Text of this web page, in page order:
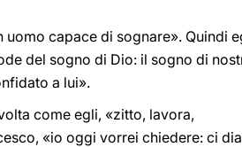
capace di sognare». Quindi
del sogno di Dio: il sogno di
a lui».
come egli, «zitto, lavora,
«io oggi vorrei chiedere: ci